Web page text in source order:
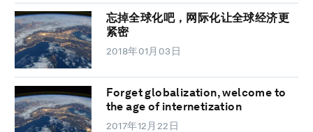
忘掉全球化吧，网际化让全球经济更
紧密
2018年01月03日
Forget globalization, welcome to
the age of internetization
2017年12月22日